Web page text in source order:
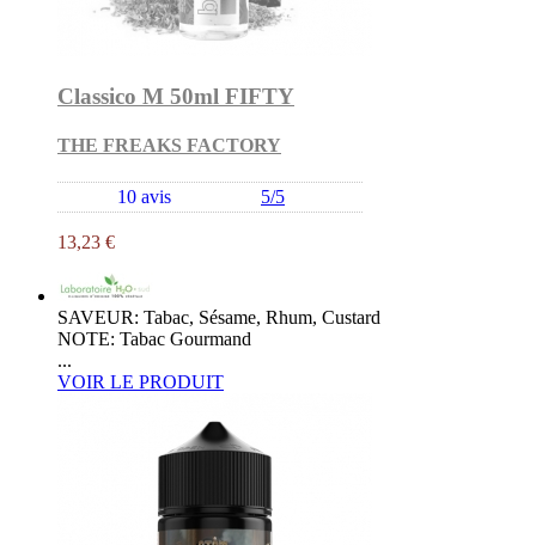
Classico M 50ml FIFTY
THE FREAKS FACTORY
10 avis 5/5
13,23 €
SAVEUR: Tabac, Sésame, Rhum, Custard
NOTE: Tabac Gourmand
...
VOIR LE PRODUIT